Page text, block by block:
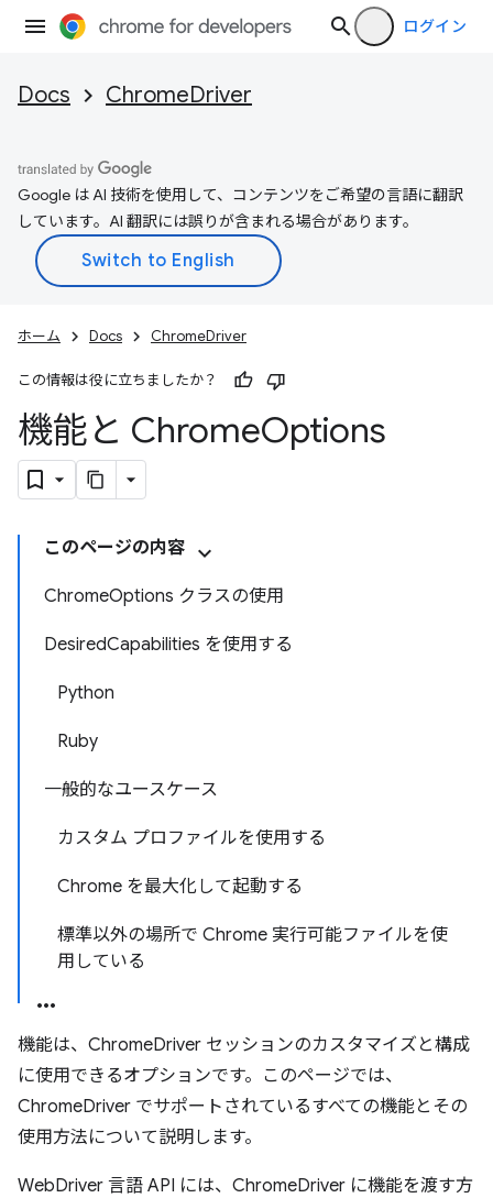
ログイン
Docs ChromeDriver
Google は AI 技術を使用して、コンテンツをご希望の言語に翻訳
しています。AI 翻訳には誤りが含まれる場合があります。
ホーム Docs ChromeDriver
この情報は役に立ちましたか？
機能と ChromeOptions
このページの内容
ChromeOptions クラスの使用
DesiredCapabilities を使用する
Python
Ruby
一般的なユースケース
カスタム プロファイルを使用する
Chrome を最大化して起動する
標準以外の場所で Chrome 実行可能ファイルを使
用している
機能は、ChromeDriver セッションのカスタマイズと構成
に使用できるオプションです。このページでは、
ChromeDriver でサポートされているすべての機能とその
使用方法について説明します。
WebDriver 言語 API には、ChromeDriver に機能を渡す方